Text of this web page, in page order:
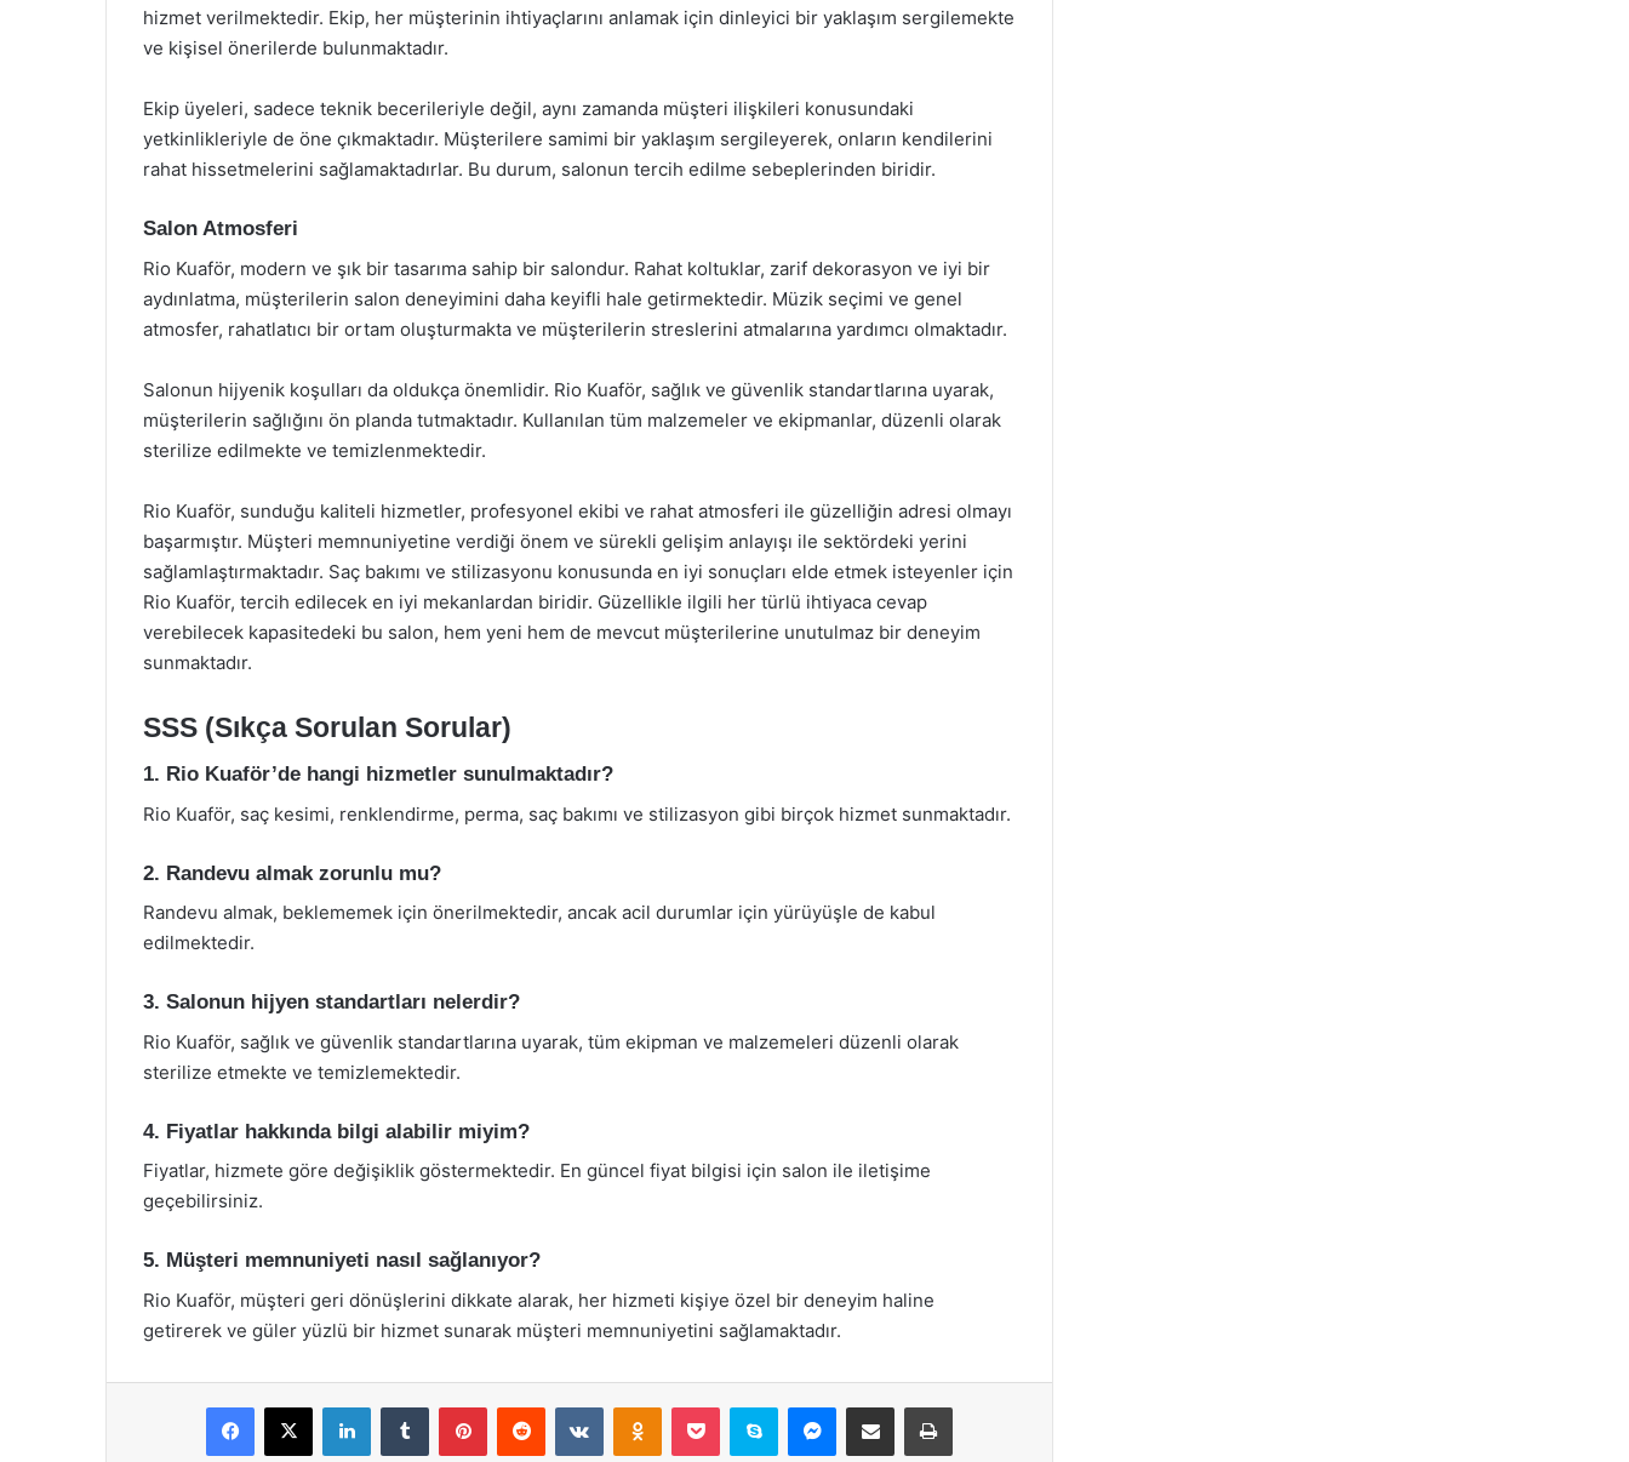
hizmet verilmektedir. Ekip, her müşterinin ihtiyaçlarını anlamak için dinleyici bir yaklaşım sergilemekte
ve kişisel önerilerde bulunmaktadır.
Ekip üyeleri, sadece teknik becerileriyle değil, aynı zamanda müşteri ilişkileri konusundaki
yetkinlikleriyle de öne çıkmaktadır. Müşterilere samimi bir yaklaşım sergileyerek, onların kendilerini
rahat hissetmelerini sağlamaktadırlar. Bu durum, salonun tercih edilme sebeplerinden biridir.
Salon Atmosferi
Rio Kuaför, modern ve şık bir tasarıma sahip bir salondur. Rahat koltuklar, zarif dekorasyon ve iyi bir
aydınlatma, müşterilerin salon deneyimini daha keyifli hale getirmektedir. Müzik seçimi ve genel
atmosfer, rahatlatıcı bir ortam oluşturmakta ve müşterilerin streslerini atmalarına yardımcı olmaktadır.
Salonun hijyenik koşulları da oldukça önemlidir. Rio Kuaför, sağlık ve güvenlik standartlarına uyarak,
müşterilerin sağlığını ön planda tutmaktadır. Kullanılan tüm malzemeler ve ekipmanlar, düzenli olarak
sterilize edilmekte ve temizlenmektedir.
Rio Kuaför, sunduğu kaliteli hizmetler, profesyonel ekibi ve rahat atmosferi ile güzelliğin adresi olmayı
başarmıştır. Müşteri memnuniyetine verdiği önem ve sürekli gelişim anlayışı ile sektördeki yerini
sağlamlaştırmaktadır. Saç bakımı ve stilizasyonu konusunda en iyi sonuçları elde etmek isteyenler için
Rio Kuaför, tercih edilecek en iyi mekanlardan biridir. Güzellikle ilgili her türlü ihtiyaca cevap
verebilecek kapasitedeki bu salon, hem yeni hem de mevcut müşterilerine unutulmaz bir deneyim
sunmaktadır.
SSS (Sıkça Sorulan Sorular)
1. Rio Kuaför’de hangi hizmetler sunulmaktadır?
Rio Kuaför, saç kesimi, renklendirme, perma, saç bakımı ve stilizasyon gibi birçok hizmet sunmaktadır.
2. Randevu almak zorunlu mu?
Randevu almak, beklememek için önerilmektedir, ancak acil durumlar için yürüyüşle de kabul
edilmektedir.
3. Salonun hijyen standartları nelerdir?
Rio Kuaför, sağlık ve güvenlik standartlarına uyarak, tüm ekipman ve malzemeleri düzenli olarak
sterilize etmekte ve temizlemektedir.
4. Fiyatlar hakkında bilgi alabilir miyim?
Fiyatlar, hizmete göre değişiklik göstermektedir. En güncel fiyat bilgisi için salon ile iletişime
geçebilirsiniz.
5. Müşteri memnuniyeti nasıl sağlanıyor?
Rio Kuaför, müşteri geri dönüşlerini dikkate alarak, her hizmeti kişiye özel bir deneyim haline
getirerek ve güler yüzlü bir hizmet sunarak müşteri memnuniyetini sağlamaktadır.
Facebook
X LinkedInTumblr PinterestReddit VKontakteOdnoklassniki
Pocket Skype Messenger
E-Posta ile paylaş Yazdır